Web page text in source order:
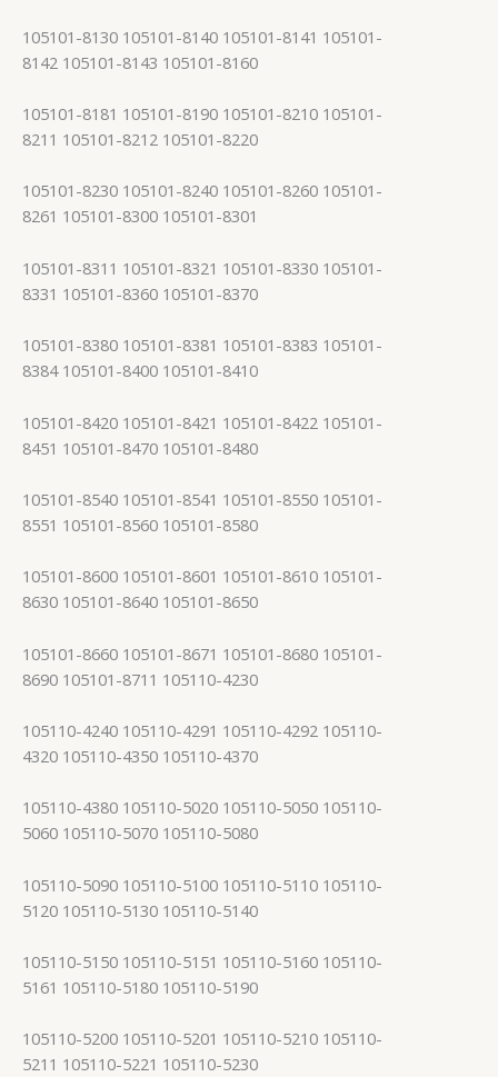
105101-8130 105101-8140 105101-8141 105101-
8142 105101-8143 105101-8160
105101-8181 105101-8190 105101-8210 105101-
8211 105101-8212 105101-8220
105101-8230 105101-8240 105101-8260 105101-
8261 105101-8300 105101-8301
105101-8311 105101-8321 105101-8330 105101-
8331 105101-8360 105101-8370
105101-8380 105101-8381 105101-8383 105101-
8384 105101-8400 105101-8410
105101-8420 105101-8421 105101-8422 105101-
8451 105101-8470 105101-8480
105101-8540 105101-8541 105101-8550 105101-
8551 105101-8560 105101-8580
105101-8600 105101-8601 105101-8610 105101-
8630 105101-8640 105101-8650
105101-8660 105101-8671 105101-8680 105101-
8690 105101-8711 105110-4230
105110-4240 105110-4291 105110-4292 105110-
4320 105110-4350 105110-4370
105110-4380 105110-5020 105110-5050 105110-
5060 105110-5070 105110-5080
105110-5090 105110-5100 105110-5110 105110-
5120 105110-5130 105110-5140
105110-5150 105110-5151 105110-5160 105110-
5161 105110-5180 105110-5190
105110-5200 105110-5201 105110-5210 105110-
5211 105110-5221 105110-5230